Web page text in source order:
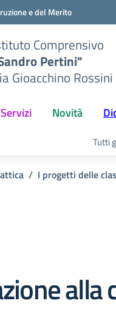
e del Merito
Comprensivo
Pertini"
Gioacchino
Servizi Novità
Tutti
I progetti delle